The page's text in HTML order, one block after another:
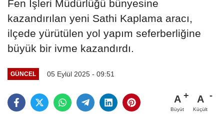
Fen İşleri Müdürlüğü bünyesine
kazandırılan yeni Sathi Kaplama aracı,
ilçede yürütülen yol yapım seferberliğine
büyük bir ivme kazandırdı.
GÜNCEL 05 Eylül 2025 - 09:51
A
Büyüt
A
Küçült